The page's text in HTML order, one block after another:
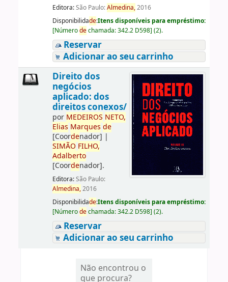
Editora:São Paulo:Almedina,2016
Disponibilidade:Itens disponíveis para empréstimo:
[Númerodechamada:342.2 D598] (2).
Reservar
Adicionar ao seu carrinho
Direito dos
negócios
aplicado: dos
direitos conexos/
por MEDEIROS NETO,
Elias Marques de
[Coordenador] |
SIMÃO FILHO,
Adalberto
[Coordenador].
Editora:São Paulo:
Almedina,2016
Disponibilidade:Itens disponíveis para empréstimo:
[Númerodechamada:342.2 D598] (2).
Reservar
Adicionar ao seu carrinho
Não encontrou o
que procura?